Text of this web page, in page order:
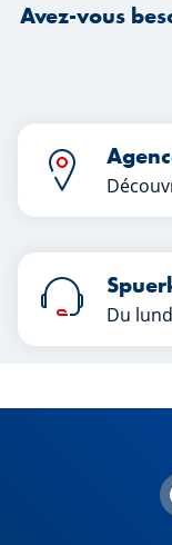
Avez-vous
Du